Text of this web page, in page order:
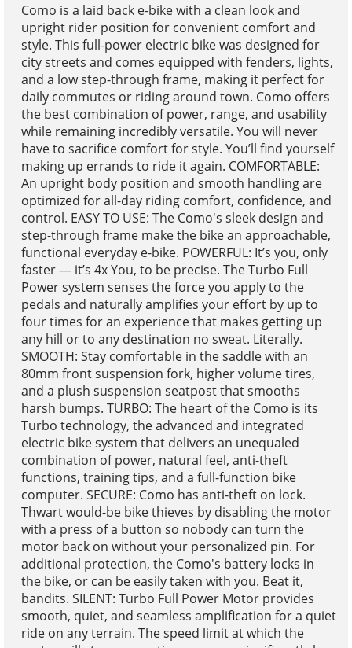
Como is a laid back e-bike with a clean look and
upright rider position for convenient comfort and
style. This full-power electric bike was designed for
city streets and comes equipped with fenders, lights,
and a low step-through frame, making it perfect for
daily commutes or riding around town. Como offers
the best combination of power, range, and usability
while remaining incredibly versatile. You will never
have to sacrifice comfort for style. You’ll find yourself
making up errands to ride it again. COMFORTABLE:
An upright body position and smooth handling are
optimized for all-day riding comfort, confidence, and
control. EASY TO USE: The Como's sleek design and
step-through frame make the bike an approachable,
functional everyday e-bike. POWERFUL: It’s you, only
faster — it’s 4x You, to be precise. The Turbo Full
Power system senses the force you apply to the
pedals and naturally amplifies your effort by up to
four times for an experience that makes getting up
any hill or to any destination no sweat. Literally.
SMOOTH: Stay comfortable in the saddle with an
80mm front suspension fork, higher volume tires,
and a plush suspension seatpost that smooths
harsh bumps. TURBO: The heart of the Como is its
Turbo technology, the advanced and integrated
electric bike system that delivers an unequaled
combination of power, natural feel, anti-theft
functions, training tips, and a full-function bike
computer. SECURE: Como has anti-theft on lock.
Thwart would-be bike thieves by disabling the motor
with a press of a button so nobody can turn the
motor back on without your personalized pin. For
additional protection, the Como's battery locks in
the bike, or can be easily taken with you. Beat it,
bandits. SILENT: Turbo Full Power Motor provides
smooth, quiet, and seamless amplification for a quiet
ride on any terrain. The speed limit at which the